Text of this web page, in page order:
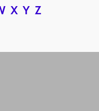
X Y Z